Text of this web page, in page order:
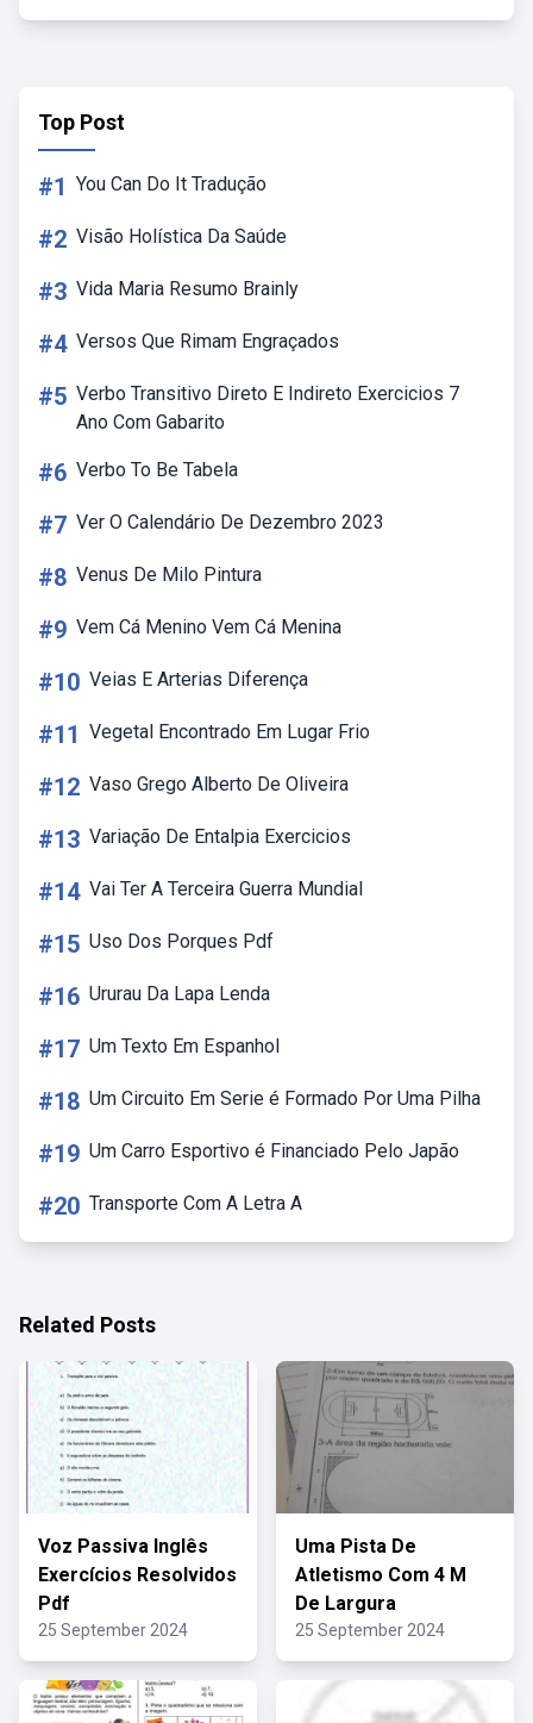
Top Post
#1 You Can Do It Tradução
#2 Visão Holística Da Saúde
#3 Vida Maria Resumo Brainly
#4 Versos Que Rimam Engraçados
#5 Verbo Transitivo Direto E Indireto Exercicios 7
Ano Com Gabarito
#6 Verbo To Be Tabela
#7 Ver O Calendário De Dezembro 2023
#8 Venus De Milo Pintura
#9 Vem Cá Menino Vem Cá Menina
#10 Veias E Arterias Diferença
#11 Vegetal Encontrado Em Lugar Frio
#12 Vaso Grego Alberto De Oliveira
#13 Variação De Entalpia Exercicios
#14 Vai Ter A Terceira Guerra Mundial
#15 Uso Dos Porques Pdf
#16 Ururau Da Lapa Lenda
#17 Um Texto Em Espanhol
#18 Um Circuito Em Serie é Formado Por Uma Pilha
#19 Um Carro Esportivo é Financiado Pelo Japão
#20 Transporte Com A Letra A
Related Posts
Voz Passiva Inglês
Exercícios Resolvidos
Pdf
25 September 2024
Uma Pista De
Atletismo Com 4 M
De Largura
25 September 2024